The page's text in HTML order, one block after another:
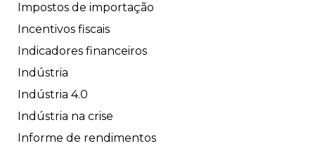
Impostos de importação
Incentivos fiscais
Indicadores financeiros
Indústria
Indústria 4.0
Indústria na crise
Informe de rendimentos